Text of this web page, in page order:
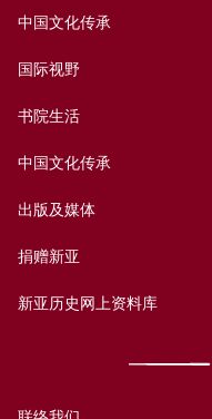
中国文化传承
国际视野
书院生活
中国文化传承
出版及媒体
捐赠新亚
新亚历史网上资料库